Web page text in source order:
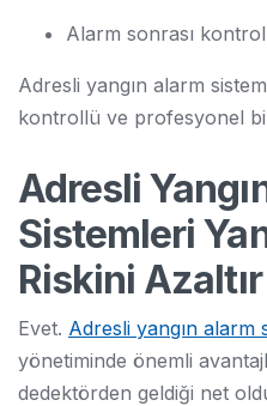
Alarm sonrası
Adresli yangın alarm
kontrollü ve profesyonel
Adresli
Sistemleri
Riskini Azaltır
Evet. Adresli yangın alarm
yönetiminde önemli
dedektörden geldiği net